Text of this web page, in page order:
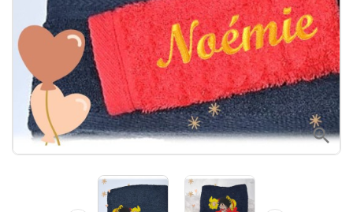
